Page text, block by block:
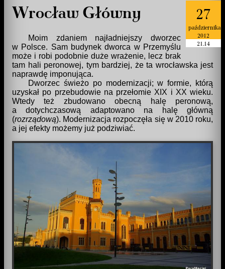
27
października
2012
21.14
Wrocław Główny
Moim zdaniem najładniejszy dworzec
w Polsce. Sam budynek dworca w Przemyślu
może i robi podobnie duże wrażenie, lecz brak
tam hali peronowej, tym bardziej, że ta wrocławska jest
naprawdę imponująca.
Dworzec świeżo po modernizacji; w formie, którą
uzyskał po przebudowie na przełomie XIX i XX wieku.
Wtedy też zbudowano obecną halę peronową,
a dotychczasową adaptowano na halę główną
(rozrządową). Modernizacja rozpoczęła się w 2010 roku,
a jej efekty możemy już podziwiać.